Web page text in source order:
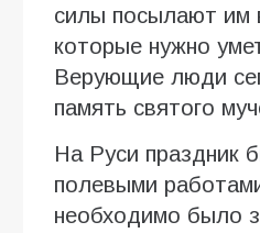
силы посылают им
которые нужно
Верующие люди
память святого
На Руси праздник
полевыми
необходимо было